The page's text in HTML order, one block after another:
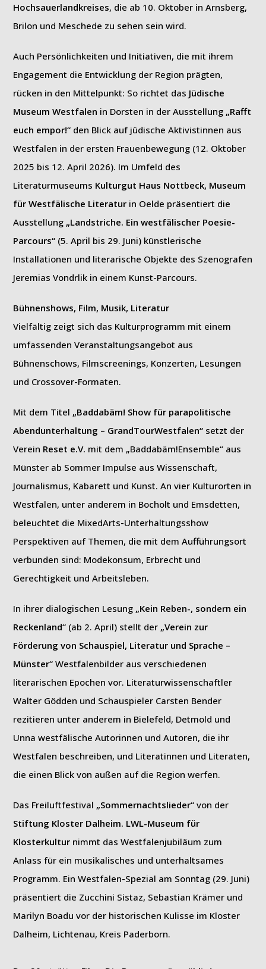
Hochsauerlandkreises, die ab 10. Oktober in Arnsberg,
Brilon und Meschede zu sehen sein wird.
Auch Persönlichkeiten und Initiativen, die mit ihrem
Engagement die Entwicklung der Region prägten,
rücken in den Mittelpunkt: So richtet das Jüdische
Museum Westfalen in Dorsten in der Ausstellung „Rafft
euch empor!“ den Blick auf jüdische Aktivistinnen aus
Westfalen in der ersten Frauenbewegung (12. Oktober
2025 bis 12. April 2026). Im Umfeld des
Literaturmuseums Kulturgut Haus Nottbeck, Museum
für Westfälische Literatur in Oelde präsentiert die
Ausstellung „Landstriche. Ein westfälischer Poesie-
Parcours“ (5. April bis 29. Juni) künstlerische
Installationen und literarische Objekte des Szenografen
Jeremias Vondrlik in einem Kunst-Parcours.
Bühnenshows, Film, Musik, Literatur
Vielfältig zeigt sich das Kulturprogramm mit einem
umfassenden Veranstaltungsangebot aus
Bühnenschows, Filmscreenings, Konzerten, Lesungen
und Crossover-Formaten.
Mit dem Titel „Baddabäm! Show für parapolitische
Abendunterhaltung – GrandTourWestfalen“ setzt der
Verein Reset e.V. mit dem „Baddabäm!Ensemble“ aus
Münster ab Sommer Impulse aus Wissenschaft,
Journalismus, Kabarett und Kunst. An vier Kulturorten in
Westfalen, unter anderem in Bocholt und Emsdetten,
beleuchtet die MixedArts-Unterhaltungsshow
Perspektiven auf Themen, die mit dem Aufführungsort
verbunden sind: Modekonsum, Erbrecht und
Gerechtigkeit und Arbeitsleben.
In ihrer dialogischen Lesung „Kein Reben-, sondern ein
Reckenland“ (ab 2. April) stellt der „Verein zur
Förderung von Schauspiel, Literatur und Sprache –
Münster“ Westfalenbilder aus verschiedenen
literarischen Epochen vor. Literaturwissenschaftler
Walter Gödden und Schauspieler Carsten Bender
rezitieren unter anderem in Bielefeld, Detmold und
Unna westfälische Autorinnen und Autoren, die ihr
Westfalen beschreiben, und Literatinnen und Literaten,
die einen Blick von außen auf die Region werfen.
Das Freiluftfestival „Sommernachtslieder“ von der
Stiftung Kloster Dalheim. LWL-Museum für
Klosterkultur nimmt das Westfalenjubiläum zum
Anlass für ein musikalisches und unterhaltsames
Programm. Ein Westfalen-Spezial am Sonntag (29. Juni)
präsentiert die Zucchini Sistaz, Sebastian Krämer und
Marilyn Boadu vor der historischen Kulisse im Kloster
Dalheim, Lichtenau, Kreis Paderborn.